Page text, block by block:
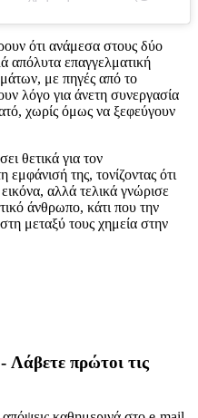
ότι ανάμεσα στους δύο
απόλυτα επαγγελματική
με πηγές από το
λόγο για άνετη συνεργασία
χωρίς όμως να ξεφεύγουν
θετικά για τον
της, τονίζοντας ότι
αλλά τελικά γνώρισε
άνθρωπο, κάτι που την
μεταξύ τους χημεία στην
Λάβετε πρώτοι τις